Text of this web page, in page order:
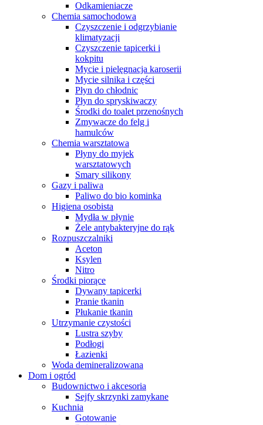
Odkamieniacze
Chemia samochodowa
Czyszczenie i odgrzybianie
klimatyzacji
Czyszczenie tapicerki i
kokpitu
Mycie i pielęgnacja karoserii
Mycie silnika i części
Płyn do chłodnic
Płyn do spryskiwaczy
Środki do toalet przenośnych
Zmywacze do felg i
hamulców
Chemia warsztatowa
Płyny do myjek
warsztatowych
Smary silikony
Gazy i paliwa
Paliwo do bio kominka
Higiena osobista
Mydła w płynie
Żele antybakteryjne do rąk
Rozpuszczalniki
Aceton
Ksylen
Nitro
Środki piorące
Dywany tapicerki
Pranie tkanin
Płukanie tkanin
Utrzymanie czystości
Lustra szyby
Podłogi
Łazienki
Woda demineralizowana
Dom i ogród
Budownictwo i akcesoria
Sejfy skrzynki zamykane
Kuchnia
Gotowanie